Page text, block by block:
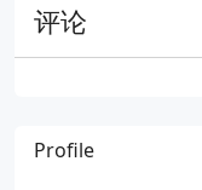
评论
Profile